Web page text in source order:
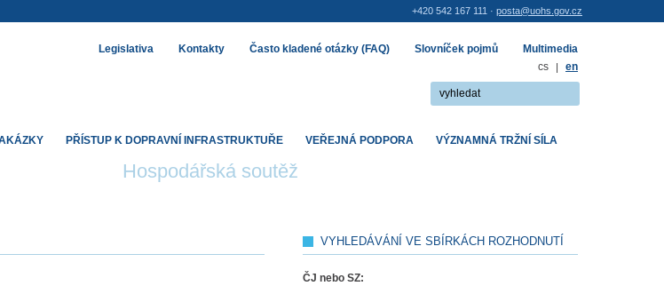
Hospodářská soutěž
VYHLEDÁVÁNÍ VE SBÍRKÁCH ROZHODNUTÍ
ČJ nebo SZ:
PŘÍSTUP K DOPRAVNÍ INFRASTRUKTUŘE VEŘEJNÁ PODPORA VÝZNAMNÁ TRŽNÍ SÍLA
Legislativa Kontakty Často kladené otázky (FAQ) Slovníček pojmů
Multimedia
cs
| en
+420 542 167 111 · posta@uohs.gov.cz